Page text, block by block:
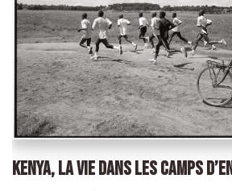
KENYA, LA VIE DANS LES CAMPS